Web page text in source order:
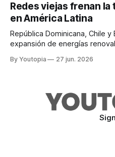
Redes viejas frenan
en América Latina
República Dominicana, Chile
expansión de energías
By Youtopia 27 jun. 2026